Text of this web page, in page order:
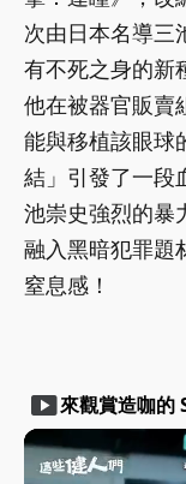
次由日本名導三
有不死之身的新
他在被器官販賣
能與移植該眼球
結」引發了一段
池崇史強烈的暴
融入黑暗犯罪題
窒息感！
smart_display來觀賞造咖的